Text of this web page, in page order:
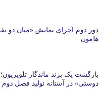
دور دوم اجرای نمایش «میان دو
هامون
بازگشت یک برند ماندگار
دوستی» در آستانه تولید فصل دوم